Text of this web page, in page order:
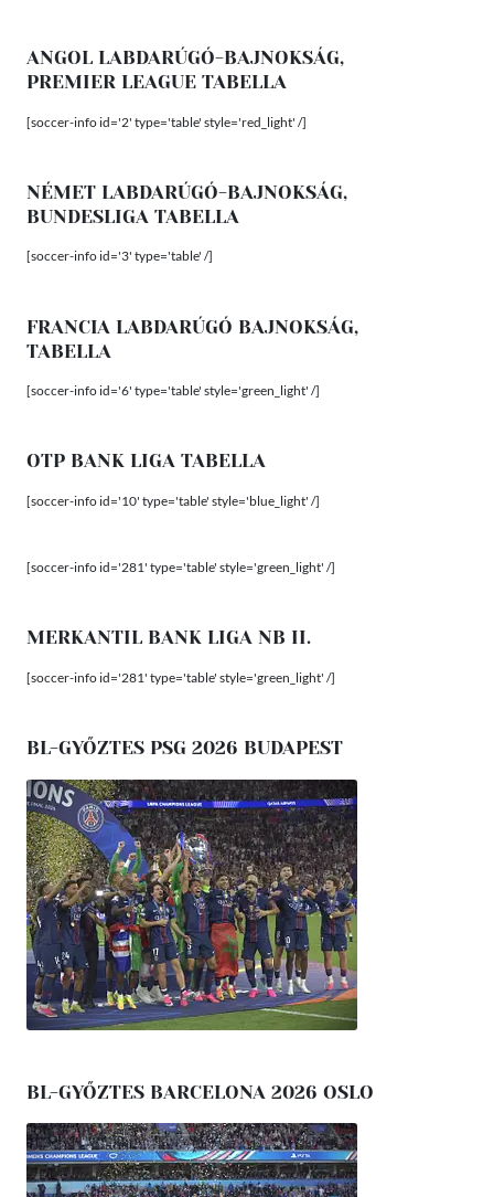
ANGOL LABDARÚGÓ-BAJNOKSÁG,
PREMIER LEAGUE TABELLA
[soccer-info id='2' type='table' style='red_light' /]
NÉMET LABDARÚGÓ-BAJNOKSÁG,
BUNDESLIGA TABELLA
[soccer-info id='3' type='table' /]
FRANCIA LABDARÚGÓ BAJNOKSÁG,
TABELLA
[soccer-info id='6' type='table' style='green_light' /]
OTP BANK LIGA TABELLA
[soccer-info id='10' type='table' style='blue_light' /]
[soccer-info id='281' type='table' style='green_light' /]
MERKANTIL BANK LIGA NB II.
[soccer-info id='281' type='table' style='green_light' /]
BL-GYŐZTES PSG 2026 BUDAPEST
BL-GYŐZTES BARCELONA 2026 OSLO